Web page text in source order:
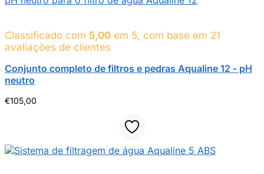
Classificado com 5,00 em 5, com base em 21
avaliações de clientes
Conjunto completo de filtros e pedras Aqualine 12 - pH
neutro
€105,00